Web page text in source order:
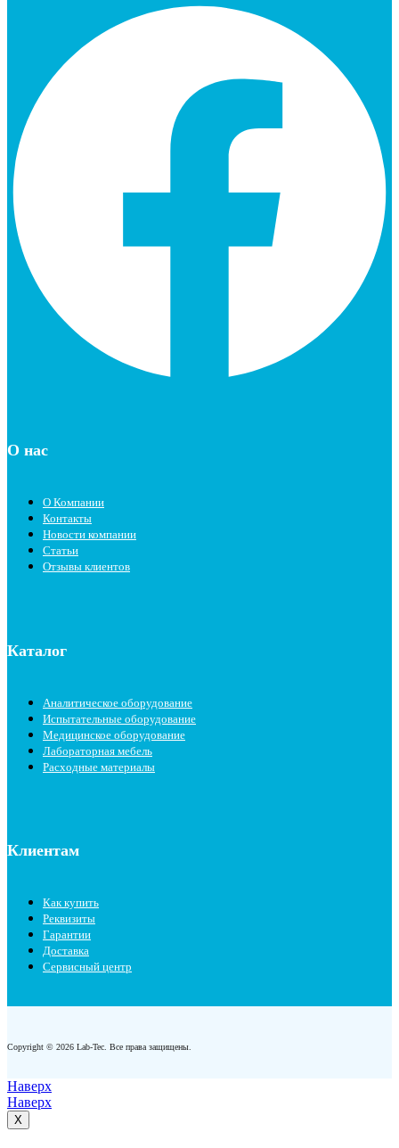
О нас
О Компании
Контакты
Новости компании
Статьи
Отзывы клиентов
Каталог
Аналитическое оборудование
Испытательные оборудование
Медицинское оборудование
Лабораторная мебель
Расходные материалы
Клиентам
Как купить
Реквизиты
Гарантии
Доставка
Сервисный центр
Copyright © 2026 Lab-Tec. Все права защищены.
Наверх
Наверх
X